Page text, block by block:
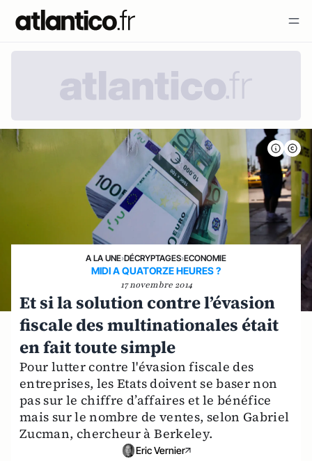
A LA UNE›DÉCRYPTAGES›ECONOMIE
MIDI A QUATORZE HEURES ?
17 novembre 2014
Et si la solution contre l’évasion
fiscale des multinationales était
en fait toute simple
Pour lutter contre l'évasion fiscale des
entreprises, les Etats doivent se baser non
pas sur le chiffre d’affaires et le bénéfice
mais sur le nombre de ventes, selon Gabriel
Zucman, chercheur à Berkeley.
Eric Vernier